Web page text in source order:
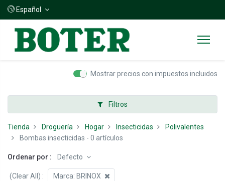
Español
Mostrar precios con impuestos incluidos
Filtros
Tienda Droguería Hogar Insecticidas
Polivalentes
Bombas insecticidas - 0 artículos
Ordenar por : Defecto
(Clear All) : Marca: BRINOX